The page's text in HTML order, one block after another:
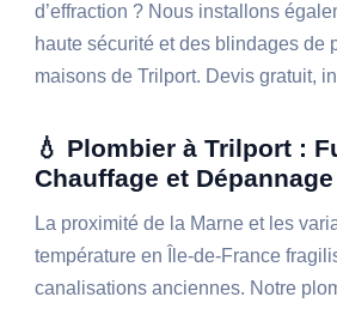
d’effraction ? Nous installons
haute sécurité et des blindages de
maisons de Trilport. Devis gratuit,
💧 Plombier à Trilport :
Chauffage et
La proximité de la Marne et les
température en Île-de-France
canalisations anciennes. Notre